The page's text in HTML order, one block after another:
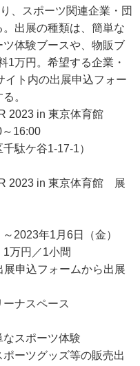
、スポーツ関連企業・団
出展の種類は、簡単な
体験ブースや、物販ブ
1万円。希望する企業・
イト内の出展申込フォー
。
2023 in 東京体育館
16:00
駄ケ谷1-17-1）
2023 in 東京体育館 展
2023年1月6日（金）
万円／1小間
申込フォームから出展
ーナスペース
なスポーツ体験
ポーツグッズ等の販売出